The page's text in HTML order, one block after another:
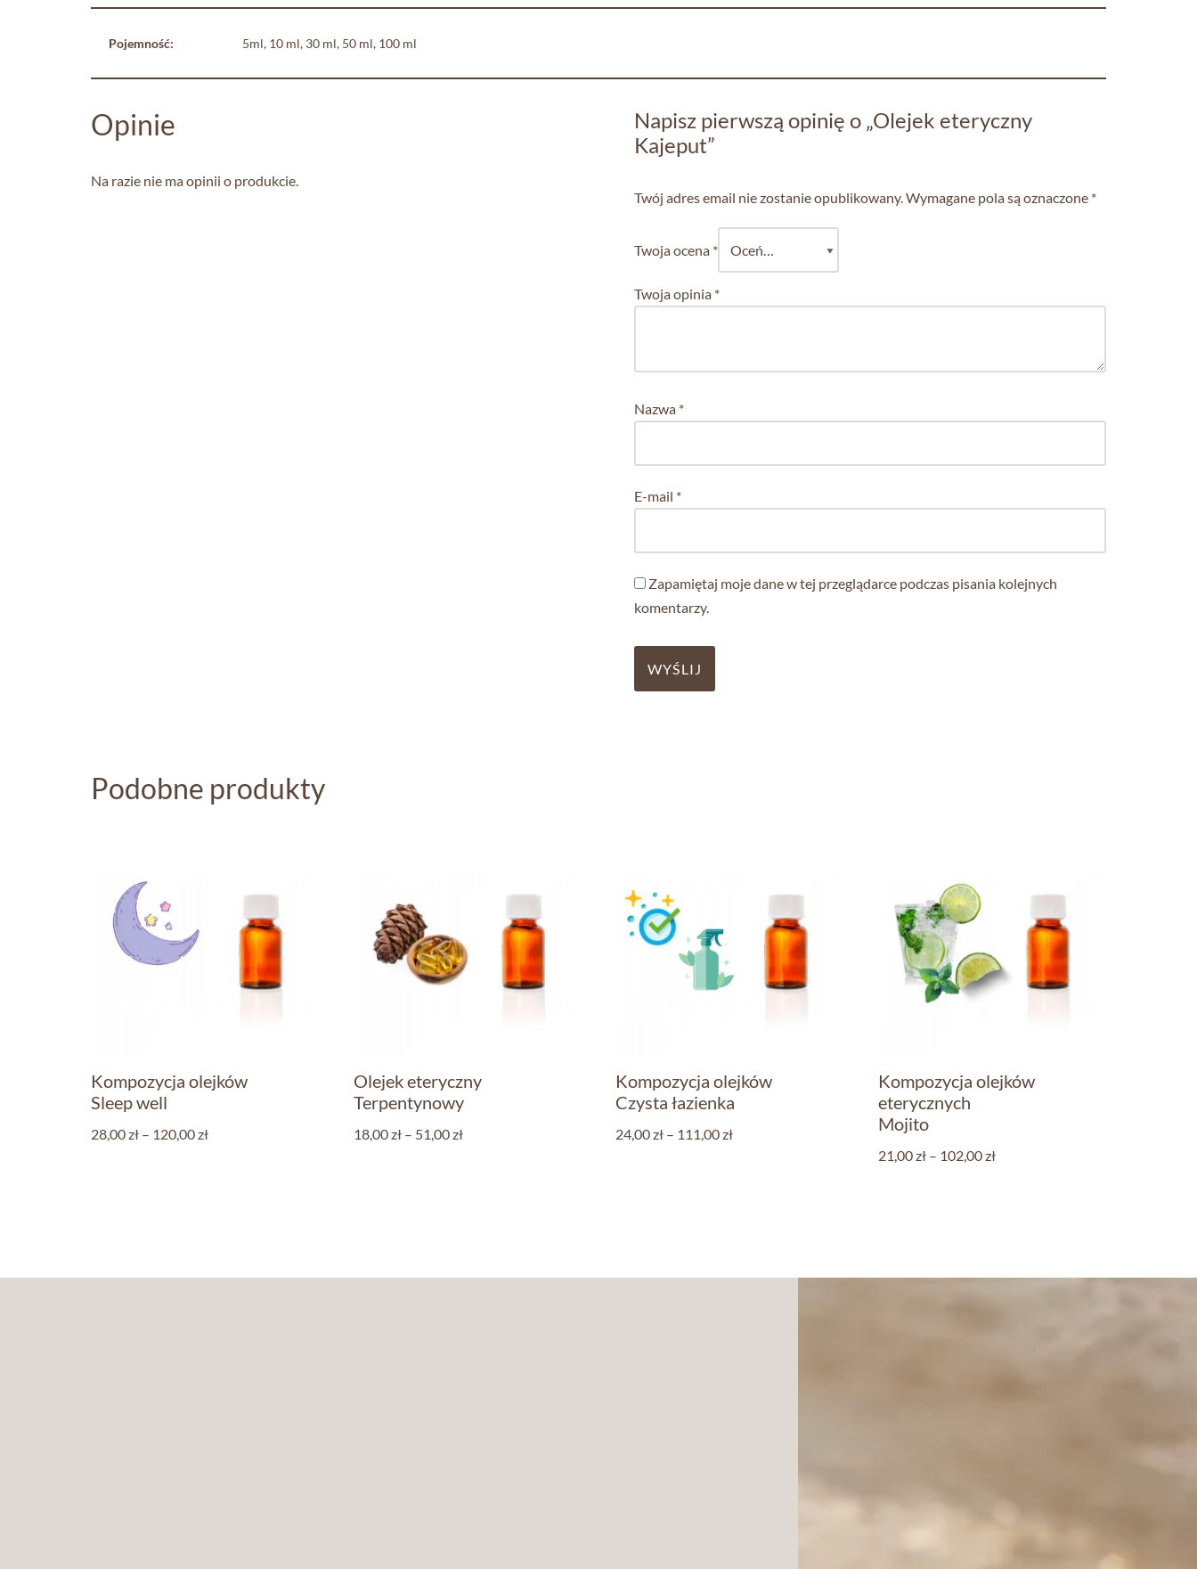
Pojemność: 5ml, 10 ml, 30 ml, 50 ml, 100 ml
Opinie
Na razie nie ma opinii o produkcie.
Napisz pierwszą opinię o „Olejek eteryczny
Kajeput”
Twój adres email nie zostanie opublikowany.Wymagane pola są oznaczone *
Twoja ocena *
Twoja opinia *
Nazwa *
E-mail *
Zapamiętaj moje dane w tej przeglądarce podczas pisania kolejnych
komentarzy.
Podobne produkty
Kompozycja olejków
Sleep well
28,00zł – 120,00zł
Olejek eteryczny
Terpentynowy
18,00zł– 51,00zł
Kompozycja olejków
Czysta łazienka
24,00zł – 111,00zł
Kompozycja olejków
eterycznych
Mojito
21,00zł – 102,00zł